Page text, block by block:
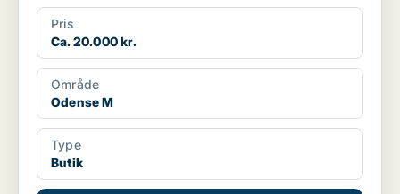
Pris
Ca. 20.000 kr.
Område
Odense M
Type
Butik